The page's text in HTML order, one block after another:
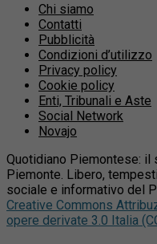
Chi siamo
Contatti
Pubblicità
Condizioni d’utilizzo
Privacy policy
Cookie policy
Enti, Tribunali e Aste
Social Network
Novajo
Quotidiano Piemontese:
Piemonte. Libero,
sociale e informativo del
Creative Commons
opere derivate 3.0 Italia